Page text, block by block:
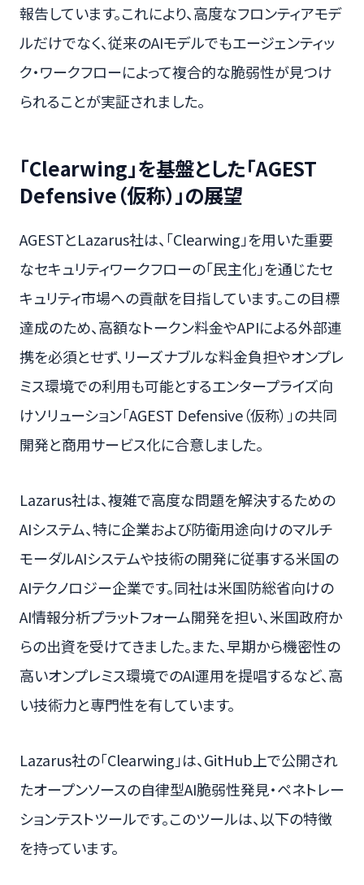
報告しています。これにより、高度なフロンティアモデ
ルだけでなく、従来のAIモデルでもエージェンティッ
ク・ワークフローによって複合的な脆弱性が見つけ
られることが実証されました。
「Clearwing」を基盤とした「AGEST
Defensive（仮称）」の展望
AGESTとLazarus社は、「Clearwing」を用いた重要
なセキュリティワークフローの「民主化」を通じたセ
キュリティ市場への貢献を目指しています。この目標
達成のため、高額なトークン料金やAPIによる外部連
携を必須とせず、リーズナブルな料金負担やオンプレ
ミス環境での利用も可能とするエンタープライズ向
けソリューション「AGEST Defensive（仮称）」の共同
開発と商用サービス化に合意しました。
Lazarus社は、複雑で高度な問題を解決するための
AIシステム、特に企業および防衛用途向けのマルチ
モーダルAIシステムや技術の開発に従事する米国の
AIテクノロジー企業です。同社は米国防総省向けの
AI情報分析プラットフォーム開発を担い、米国政府か
らの出資を受けてきました。また、早期から機密性の
高いオンプレミス環境でのAI運用を提唱するなど、高
い技術力と専門性を有しています。
Lazarus社の「Clearwing」は、GitHub上で公開され
たオープンソースの自律型AI脆弱性発見・ペネトレー
ションテストツールです。このツールは、以下の特徴
を持っています。